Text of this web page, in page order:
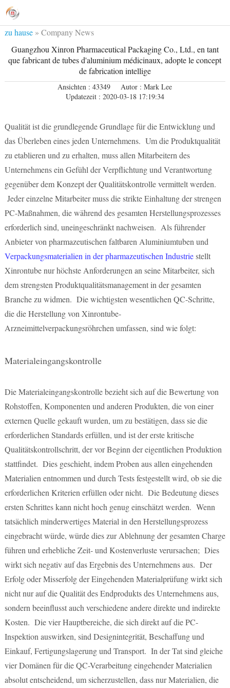
zu hause» Company News
Guangzhou Xinron Pharmaceutical Packaging Co., Ltd., en tant
que fabricant de tubes d'aluminium médicinaux, adopte le concept
de fabrication intellige
Ansichten : 43349
Autor : Mark Lee
Updatezeit : 2020-03-18 17:19:34
Qualität ist die grundlegende Grundlage für die Entwicklung und
das Überleben eines jeden Unternehmens. Um die Produktqualität
zu etablieren und zu erhalten, muss allen Mitarbeitern des
Unternehmens ein Gefühl der Verpflichtung und Verantwortung
gegenüber dem Konzept der Qualitätskontrolle vermittelt werden.
Jeder einzelne Mitarbeiter muss die strikte Einhaltung der strengen
PC-Maßnahmen, die während des gesamten Herstellungsprozesses
erforderlich sind, uneingeschränkt nachweisen. Als führender
Anbieter von pharmazeutischen faltbaren Aluminiumtuben und
Verpackungsmaterialien in der pharmazeutischen Industriestellt
Xinrontube nur höchste Anforderungen an seine Mitarbeiter, sich
dem strengsten Produktqualitätsmanagement in der gesamten
Branche zu widmen. Die wichtigsten wesentlichen QC-Schritte,
die die Herstellung von Xinrontube-
Arzneimittelverpackungsröhrchen umfassen, sind wie folgt:
Materialeingangskontrolle
Die Materialeingangskontrolle bezieht sich auf die Bewertung von
Rohstoffen, Komponenten und anderen Produkten, die von einer
externen Quelle gekauft wurden, um zu bestätigen, dass sie die
erforderlichen Standards erfüllen, und ist der erste kritische
Qualitätskontrollschritt, der vor Beginn der eigentlichen Produktion
stattfindet. Dies geschieht, indem Proben aus allen eingehenden
Materialien entnommen und durch Tests festgestellt wird, ob sie die
erforderlichen Kriterien erfüllen oder nicht. Die Bedeutung dieses
ersten Schrittes kann nicht hoch genug einschätzt werden. Wenn
tatsächlich minderwertiges Material in den Herstellungsprozess
eingebracht würde, würde dies zur Ablehnung der gesamten Charge
führen und erhebliche Zeit- und Kostenverluste verursachen; Dies
wirkt sich negativ auf das Ergebnis des Unternehmens aus. Der
Erfolg oder Misserfolg der Eingehenden Materialprüfung wirkt sich
nicht nur auf die Qualität des Endprodukts des Unternehmens aus,
sondern beeinflusst auch verschiedene andere direkte und indirekte
Kosten. Die vier Hauptbereiche, die sich direkt auf die PC-
Inspektion auswirken, sind Designintegrität, Beschaffung und
Einkauf, Fertigungslagerung und Transport. In der Tat sind gleiche
vier Domänen für die QC-Verarbeitung eingehender Materialien
absolut entscheidend, um sicherzustellen, dass nur Materialien, die